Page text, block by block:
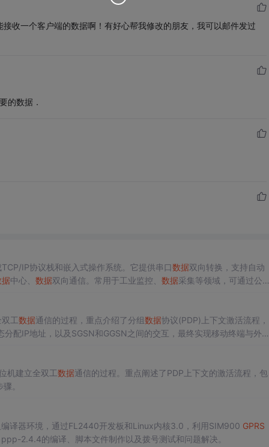
收一个客户端的数据啊！有好心帮我修改的朋友，我可以邮件发过
的数据．
IP协议栈和嵌入式操作系统。它提供串口数据双向转换，支持自动
据中心、 数据双向通信。常用于工业监控、 数据采集等领域，可通过公网
工数据通信的过程，重点介绍了分组数据协议(PDP)上下文激活流程，
配IP地址，以及SGSN和GGSN之间的交互，最终实现移动终端与外部
机建立全双工数据通信的过程。重点阐述了PDP上下文的激活流程，包
。
译器环境，通过FL2440开发板和Linux内核3.0，利用SIM900 GPRS
2.4.4的编译、脚本文件制作以及拨号测试和问题解决。